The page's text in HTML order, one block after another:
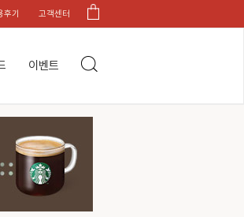
후기 고객센터
이벤트